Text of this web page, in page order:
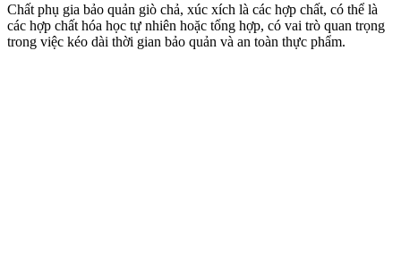
Chất phụ gia bảo quản giò chả, xúc xích là các hợp chất, có thể là
các hợp chất hóa học tự nhiên hoặc tổng hợp, có vai trò quan trọng
trong việc kéo dài thời gian bảo quản và an toàn thực phẩm.